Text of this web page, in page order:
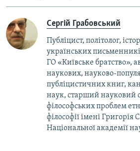
Сергій Грабовський
Публіцист, політолог,
українських
ГО «Київське братство»,
наукових, науково-
публіцистичних книг,
наук, старший науковий
філософських проблем
філософії імені Григорія
Національної академії